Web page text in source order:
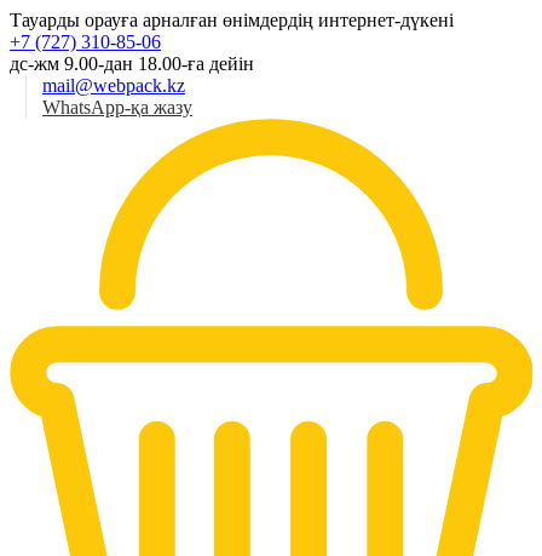
Тауарды орауға арналған өнімдердің интернет-дүкені
+7 (727) 310-85-06
дс-жм 9.00-дан 18.00-ға дейін
mail@webpack.kz
WhatsApp-қа жазу